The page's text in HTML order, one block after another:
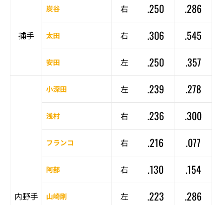
捕手
炭谷 右 .250 .286
太田 右 .306 .545
安田 左 .250 .357
内野手
小深田 左 .239 .278
浅村 右 .236 .300
フランコ 右 .216 .077
阿部 右 .130 .154
山崎剛 左 .223 .286